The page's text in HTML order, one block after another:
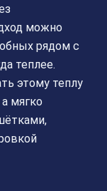
можно
рядом с
теплее.
этому теплу
мягко